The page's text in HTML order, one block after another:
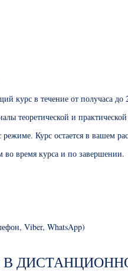
курс в течение от получаса до
теоретической и практической
Курс остается в вашем
во время курса и по завершении.
Viber, WhatsApp)